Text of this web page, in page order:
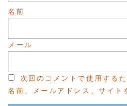
名前
メール
次回のコメントで使用する
名前、メールアドレス、サイト